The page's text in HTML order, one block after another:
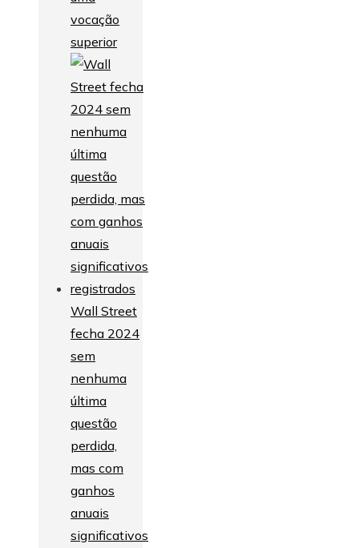
vocação
superior
Wall Street
fecha 2024
sem
nenhuma
última
questão
perdida,
mas com
ganhos
anuais
significativos